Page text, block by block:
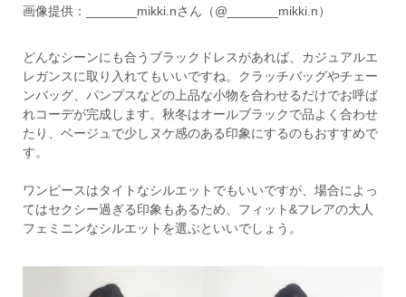
画像提供：_______mikki.nさん（@_______mikki.n）
どんなシーンにも合うブラックドレスがあれば、カジュアルエ
レガンスに取り入れてもいいですね。クラッチバッグやチェー
ンバッグ、パンプスなどの上品な小物を合わせるだけでお呼ば
れコーデが完成します。秋冬はオールブラックで品よく合わせ
たり、ベージュで少しヌケ感のある印象にするのもおすすめで
す。
ワンピースはタイトなシルエットでもいいですが、場合によっ
てはセクシー過ぎる印象もあるため、フィット&フレアの大人
フェミニンなシルエットを選ぶといいでしょう。